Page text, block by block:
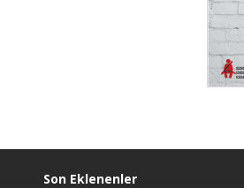
Son Eklenenler